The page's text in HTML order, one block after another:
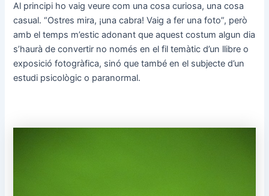
Al principi ho vaig veure com una cosa curiosa, una cosa
casual. “Ostres mira, ¡una cabra! Vaig a fer una foto”, però
amb el temps m’estic adonant que aquest costum algun dia
s’haurà de convertir no només en el fil temàtic d’un llibre o
exposició fotogràfica, sinó que també en el subjecte d’un
estudi psicològic o paranormal.